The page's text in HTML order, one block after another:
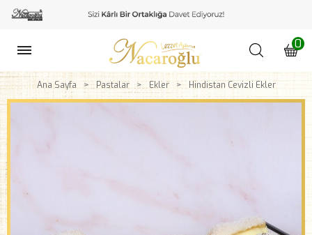
0
Ana Sayfa Pastalar Ekler Hindistan Cevizli Ekler